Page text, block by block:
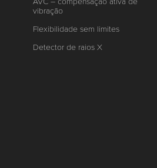
vibração
Flexibilidade sem limites
Detector de raios X